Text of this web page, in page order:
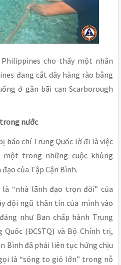
cho thấy một nhân
đang cắt dây hàng rào bằng
ở gần bãi cạn Scarborough
nước
báo chí Trung Quốc lờ đi là việc
một trong những cuộc khủng
của Tập Cận Bình.
“nhà lãnh đạo trọn đời” của
đội ngũ thân tín của mình vào
như Ban chấp hành Trung
(ĐCSTQ) và Bộ Chính trị,
Bình đã phải liên tục hứng chịu
là “sóng to gió lớn” trong nỗ